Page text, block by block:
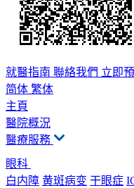
就醫指南 聯絡我們 立即
简体 繁体
主頁
醫院概況
醫療服務
眼科
白内障 黄斑病变 干眼症